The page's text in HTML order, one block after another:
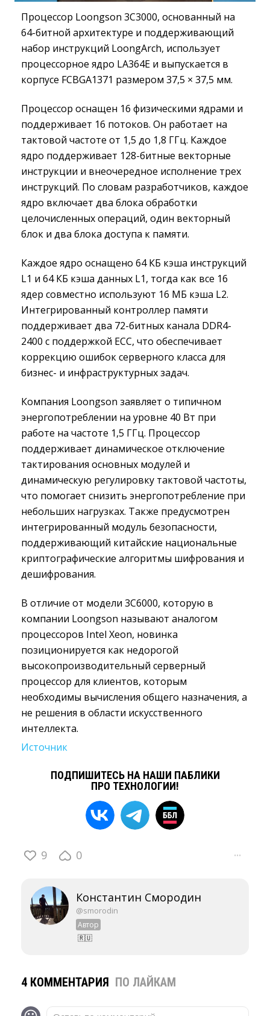
Процессор Loongson 3C3000, основанный на
64-битной архитектуре и поддерживающий
набор инструкций LoongArch, использует
процессорное ядро LA364E и выпускается в
корпусе FCBGA1371 размером 37,5 × 37,5 мм.
Процессор оснащен 16 физическими ядрами и
поддерживает 16 потоков. Он работает на
тактовой частоте от 1,5 до 1,8 ГГц. Каждое
ядро поддерживает 128-битные векторные
инструкции и внеочередное исполнение трех
инструкций. По словам разработчиков, каждое
ядро включает два блока обработки
целочисленных операций, один векторный
блок и два блока доступа к памяти.
Каждое ядро оснащено 64 КБ кэша инструкций
L1 и 64 КБ кэша данных L1, тогда как все 16
ядер совместно используют 16 МБ кэша L2.
Интегрированный контроллер памяти
поддерживает два 72-битных канала DDR4-
2400 с поддержкой ECC, что обеспечивает
коррекцию ошибок серверного класса для
бизнес- и инфраструктурных задач.
Компания Loongson заявляет о типичном
энергопотреблении на уровне 40 Вт при
работе на частоте 1,5 ГГц. Процессор
поддерживает динамическое отключение
тактирования основных модулей и
динамическую регулировку тактовой частоты,
что помогает снизить энергопотребление при
небольших нагрузках. Также предусмотрен
интегрированный модуль безопасности,
поддерживающий китайские национальные
криптографические алгоритмы шифрования и
дешифрования.
В отличие от модели 3C6000, которую в
компании Loongson называют аналогом
процессоров Intel Xeon, новинка
позиционируется как недорогой
высокопроизводительный серверный
процессор для клиентов, которым
необходимы вычисления общего назначения, а
не решения в области искусственного
интеллекта.
Источник
ПОДПИШИТЕСЬ НА НАШИ ПАБЛИКИ
ПРО ТЕХНОЛОГИИ!
9 0 ···
Константин Смородин
@smorodin
Автор
🇷🇺
4 КОММЕНТАРИЯ ПО ЛАЙКАМ